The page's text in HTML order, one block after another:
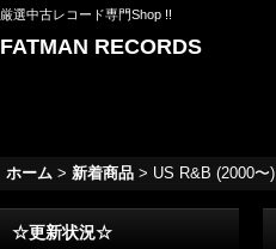
厳選中古レコード専門Shop !!
FATMAN RECORDS
ホーム > 新着商品 > US R&B (2000〜)
☆更新状況☆